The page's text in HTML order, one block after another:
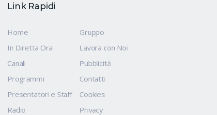
Link Rapidi
Home
In Diretta Ora
Canali
Programmi
Presentatori e Staff
Radio
Gruppo
Lavora con Noi
Pubblicità
Contatti
Cookies
Privacy